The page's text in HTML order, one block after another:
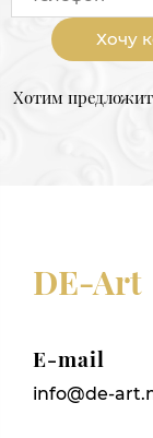
Хочу
Хотим
DE-Art
E-mail
info@de-